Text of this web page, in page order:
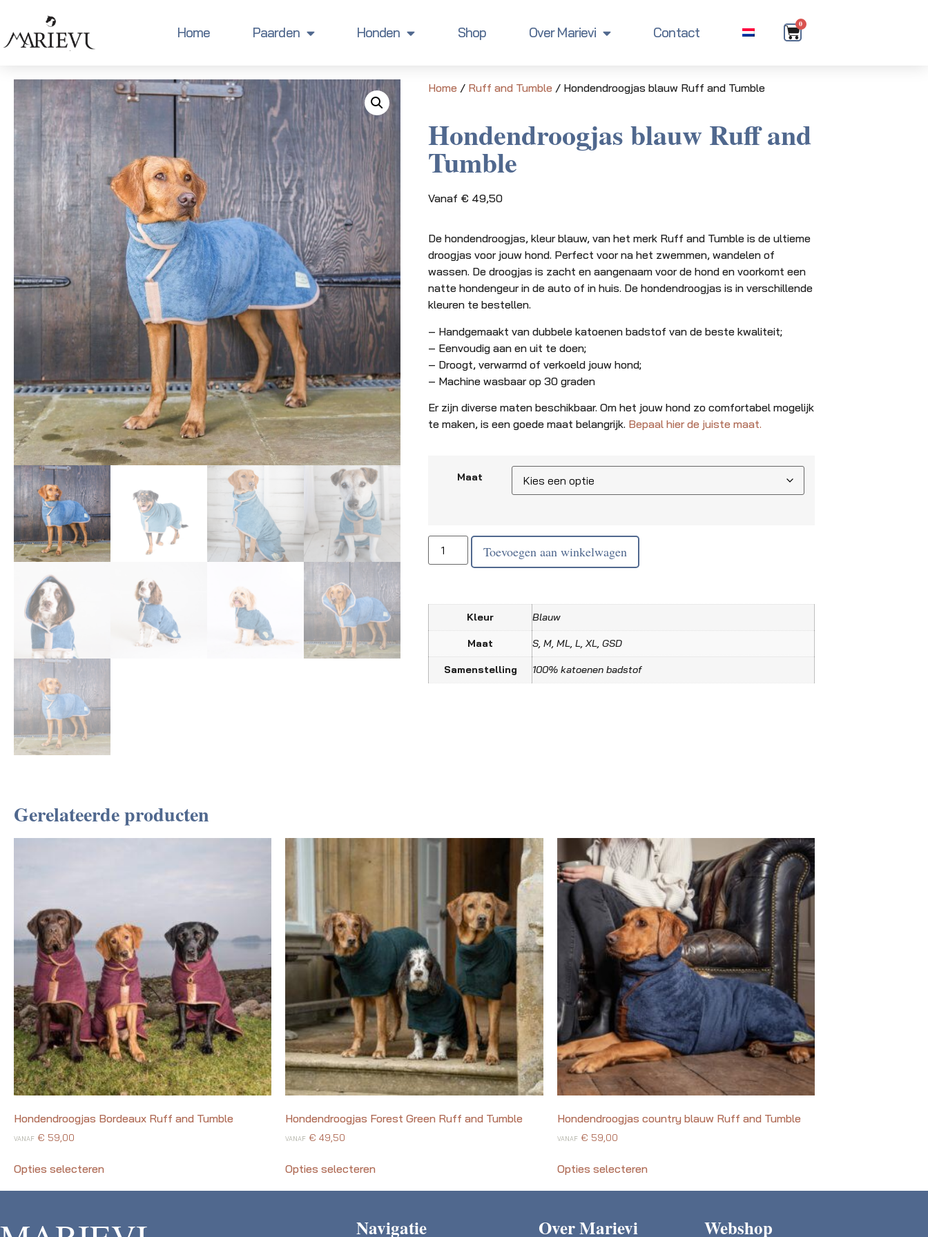
Home Paarden Honden Shop Over Marievi Contact
0
Home / Ruff and Tumble / Hondendroogjas blauw Ruff and Tumble
Hondendroogjas blauw Ruff and
Tumble
Vanaf € 49,50
De hondendroogjas, kleur blauw, van het merk Ruff and Tumble is de ultieme
droogjas voor jouw hond. Perfect voor na het zwemmen, wandelen of
wassen. De droogjas is zacht en aangenaam voor de hond en voorkomt een
natte hondengeur in de auto of in huis. De hondendroogjas is in verschillende
kleuren te bestellen.
– Handgemaakt van dubbele katoenen badstof van de beste kwaliteit;
– Eenvoudig aan en uit te doen;
– Droogt, verwarmd of verkoeld jouw hond;
– Machine wasbaar op 30 graden
Er zijn diverse maten beschikbaar. Om het jouw hond zo comfortabel mogelijk
te maken, is een goede maat belangrijk. Bepaal hier de juiste maat.
Maat
Toevoegen aan winkelwagen
Kleur Blauw
Maat S, M, ML, L, XL, GSD
Samenstelling 100% katoenen badstof
Gerelateerde producten
Hondendroogjas Bordeaux Ruff and Tumble
VANAF € 59,00
Opties selecteren
Hondendroogjas Forest Green Ruff and Tumble
VANAF € 49,50
Opties selecteren
Hondendroogjas country blauw Ruff and Tumble
VANAF € 59,00
Opties selecteren
Navigatie Over Marievi Webshop